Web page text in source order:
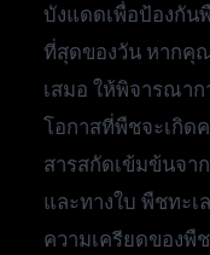
บังแดดเพื่อป้องกัน
ที่สุดของวัน หากคุ
เสมอ ให้พิจารณา
โอกาสที่พืชจะเกิด
สารสกัดเข้มข้นจา
และทางใบ พืชทะ
ความเครียดของพื